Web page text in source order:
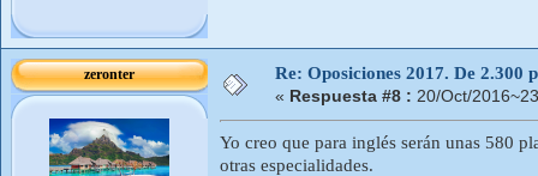
zeronter Re: Oposiciones 2017. De 2.300
« Respuesta #8 : 20/Oct/
Yo creo que para inglés serán unas 580
otras especialidades.